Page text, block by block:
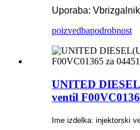
Uporaba:
poizvedbapodrobnost
UNITED
ventil
Ime izdelka: injektorski